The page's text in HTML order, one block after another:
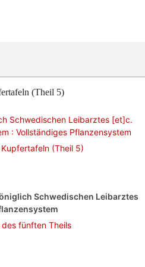
(Theil 5)
Schwedischen Leibarztes [et]c.
: Vollständiges Pflanzensystem
(Theil 5)
Schwedischen Leibarztes
fünften Theils